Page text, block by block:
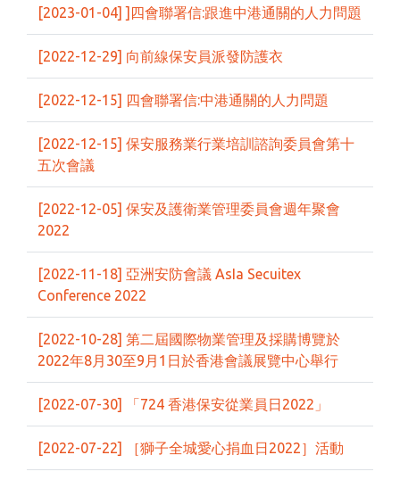
[2023-01-04] ]四會聯署信:跟進中港通關的人力問題
[2022-12-29] 向前線保安員派發防護衣
[2022-12-15] 四會聯署信:中港通關的人力問題
[2022-12-15] 保安服務業行業培訓諮詢委員會第十
五次會議
[2022-12-05] 保安及護衛業管理委員會週年聚會
2022
[2022-11-18] 亞洲安防會議 AsIa Secuitex
Conference 2022
[2022-10-28] 第二屆國際物業管理及採購博覽於
2022年8月30至9月1日於香港會議展覽中心舉行
[2022-07-30] 「724 香港保安從業員日2022」
[2022-07-22] ［獅子全城愛心捐血日2022］活動